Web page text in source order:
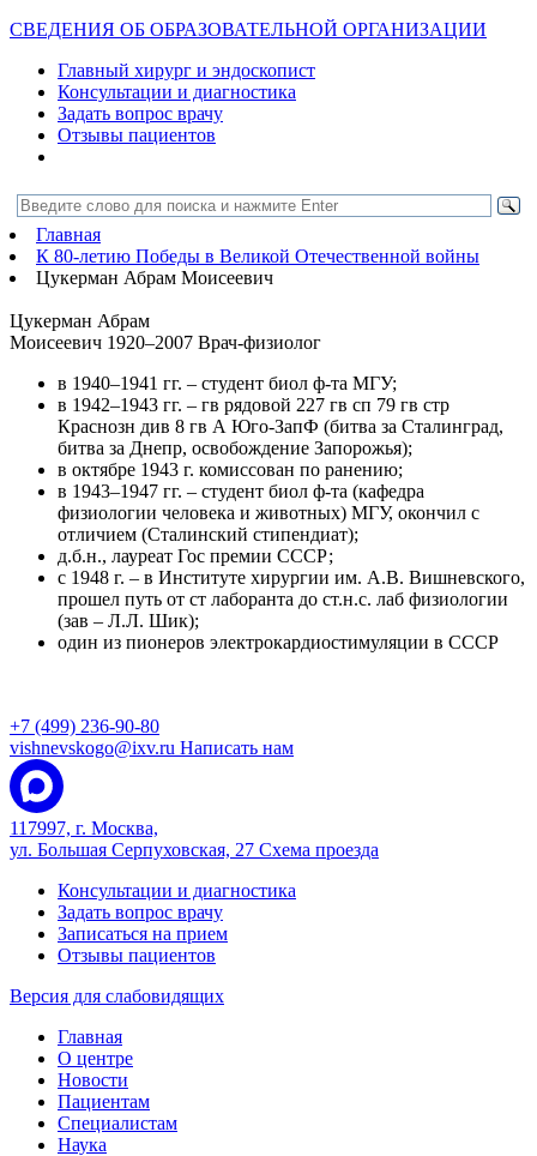
СВЕДЕНИЯ ОБ ОБРАЗОВАТЕЛЬНОЙ ОРГАНИЗАЦИИ
Главный хирург и эндоскопист
Консультации и диагностика
Задать вопрос врачу
Отзывы пациентов
Главная
К 80-летию Победы в Великой Отечественной войны
Цукерман Абрам Моисеевич
Цукерман Абрам
Моисеевич 1920–2007 Врач-физиолог
в 1940–1941 гг. – студент биол ф-та МГУ;
в 1942–1943 гг. – гв рядовой 227 гв сп 79 гв стр
Краснозн див 8 гв А Юго-ЗапФ (битва за Сталинград,
битва за Днепр, освобождение Запорожья);
в октябре 1943 г. комиссован по ранению;
в 1943–1947 гг. – студент биол ф-та (кафедра
физиологии человека и животных) МГУ, окончил с
отличием (Сталинский стипендиат);
д.б.н., лауреат Гос премии СССР;
с 1948 г. – в Институте хирургии им. А.В. Вишневского,
прошел путь от ст лаборанта до ст.н.с. лаб физиологии
(зав – Л.Л. Шик);
один из пионеров электрокардиостимуляции в СССР
+7 (499) 236-90-80
vishnevskogo@ixv.ru Написать нам
117997, г. Москва,
ул. Большая Серпуховская, 27 Схема проезда
Консультации и диагностика
Задать вопрос врачу
Записаться на прием
Отзывы пациентов
Версия для слабовидящих
Главная
О центре
Новости
Пациентам
Специалистам
Наука